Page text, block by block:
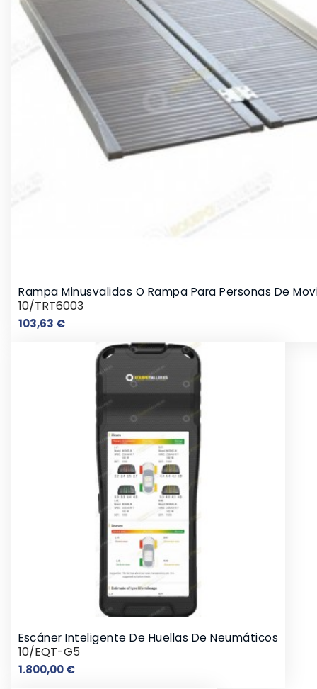
Rampa Minusvalidos O Rampa Para Personas De
10/TRT6003
103,63 €Precio
Escáner Inteligente De Huellas De Neumáticos
10/EQT-G5
1.800,00 €Precio